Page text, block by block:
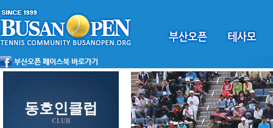
동호인클럽
CLUB